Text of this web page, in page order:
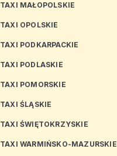
TAXI MAŁOPOLSKIE
TAXI OPOLSKIE
TAXI PODKARPACKIE
TAXI PODLASKIE
TAXI POMORSKIE
TAXI ŚLĄSKIE
TAXI ŚWIĘTOKRZYSKIE
TAXI WARMIŃSKO-MAZURSKIE